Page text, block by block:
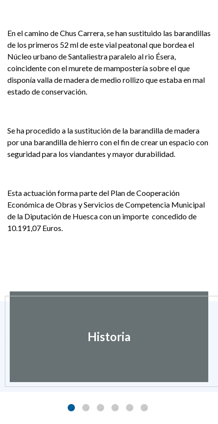
En el camino de Chus Carrera, se han sustituido las barandillas
de los primeros 52 ml de este vial peatonal que bordea el
Núcleo urbano de Santaliestra paralelo al rio Ésera,
coincidente con el murete de mampostería sobre el que
disponía valla de madera de medio rollizo que estaba en mal
estado de conservación.
Se ha procedido a la sustitución de la barandilla de madera
por una barandilla de hierro con el fin de crear un espacio con
seguridad para los viandantes y mayor durabilidad.
Esta actuación forma parte del Plan de Cooperación
Económica de Obras y Servicios de Competencia Municipal
de la Diputación de Huesca con un importe concedido de
10.191,07 Euros.
Historia